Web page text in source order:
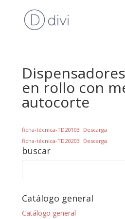
en rollo con
autocorte
ficha-técnica-TD20103
Descarga
ficha-técnica-TD20203
Descarga
buscar
Catálogo general
Catálogo general